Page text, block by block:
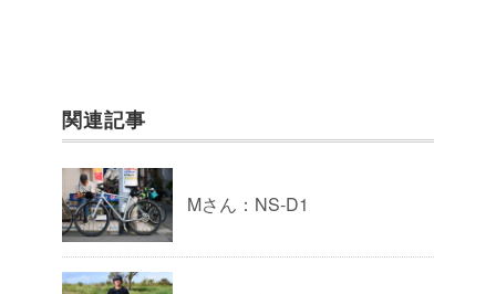
関連記事
Mさん：NS-D1